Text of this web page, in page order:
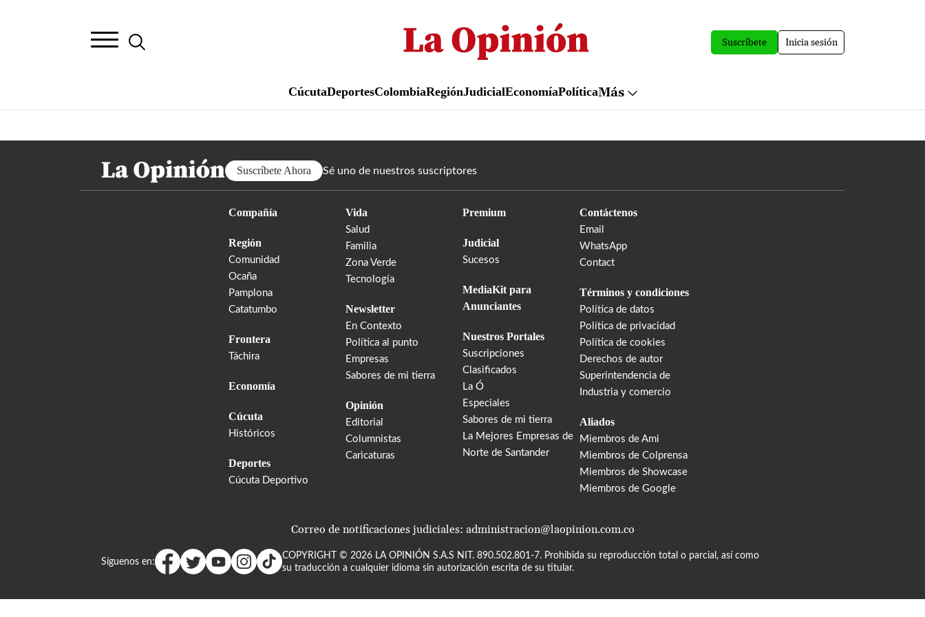
al
contenido
Suscríbete Inicia sesión
CúcutaDeportesColombiaRegiónJudicialEconomíaPolíticaMás
Suscríbete Ahora Sé uno de nuestros suscriptores
Compañía
Región
Comunidad
Ocaña
Pamplona
Catatumbo
Frontera
Táchira
Economía
Cúcuta
Históricos
Deportes
Cúcuta Deportivo
Vida
Salud
Familia
Zona Verde
Tecnología
Newsletter
En Contexto
Política al punto
Empresas
Sabores de mi tierra
Opinión
Editorial
Columnistas
Caricaturas
Premium
Judicial
Sucesos
MediaKit para
Anunciantes
Nuestros Portales
Suscripciones
Clasificados
La Ó
Especiales
Sabores de mi tierra
La Mejores Empresas de
Norte de Santander
Contáctenos
Email
WhatsApp
Contact
Términos y condiciones
Política de datos
Política de privacidad
Política de cookies
Derechos de autor
Superintendencia de
Industria y comercio
Aliados
Miembros de Ami
Miembros de Colprensa
Miembros de Showcase
Miembros de Google
Correo de notificaciones judiciales: administracion@laopinion.com.co
Síguenos en:
COPYRIGHT © 2026 LA OPINIÓN S.A.S NIT. 890.502.801-7. Prohibida su reproducción total o parcial, así como
su traducción a cualquier idioma sin autorización escrita de su titular.